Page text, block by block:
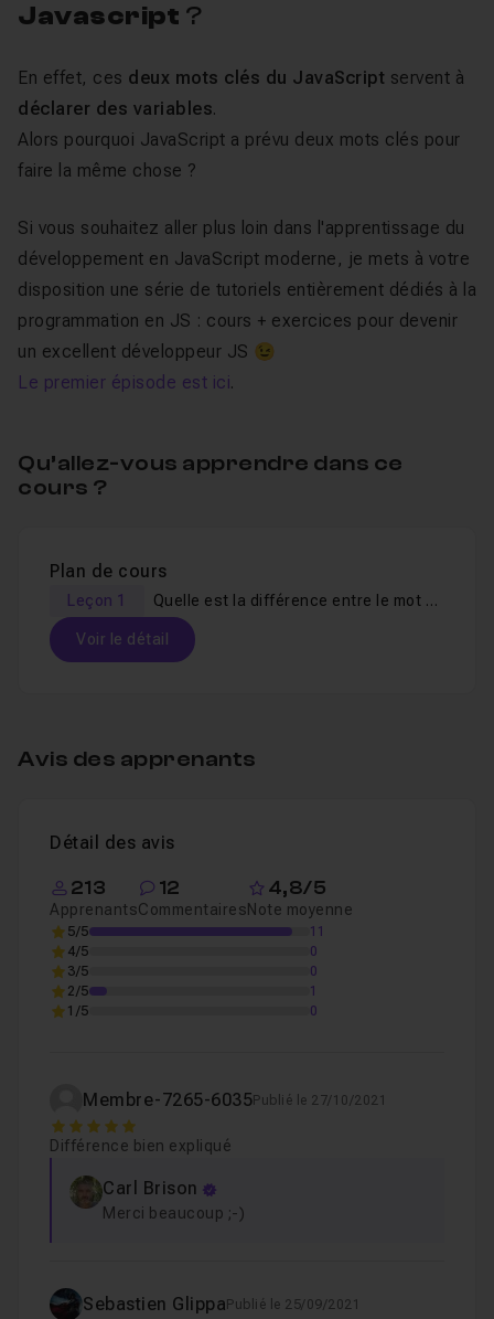
Javascript ?
En effet, ces deux mots clés du JavaScript servent à
déclarer des variables.
Alors pourquoi JavaScript a prévu deux mots clés pour
faire la même chose ?
Si vous souhaitez aller plus loin dans l'apprentissage du
développement en JavaScript moderne, je mets à votre
disposition une série de tutoriels entièrement dédiés à la
programmation en JS : cours + exercices pour devenir
un excellent développeur JS 😉
Le premier épisode est ici.
Qu’allez-vous apprendre dans ce
cours ?
Plan de cours
Leçon 1 Quelle est la différence entre le mot clé let et le mot clé var ?
Voir le détail
Avis des apprenants
Détail des avis
213
Apprenants
12
Commentaires
4,8/5
Note moyenne
5/5
11
4/5
0
3/5
0
2/5
1
1/5
0
Membre-7265-6035Publié le 27/10/2021
5
Différence bien expliqué
Carl Brison
Merci beaucoup ;-)
Sebastien Glippa Publié le 25/09/2021